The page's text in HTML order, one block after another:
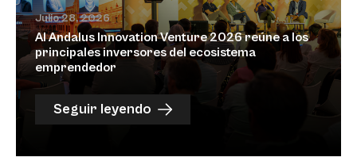
Julio 28, 2026
Al Andalus Innovation Venture 2026 reúne a los
principales inversores del ecosistema
emprendedor
Seguir leyendo